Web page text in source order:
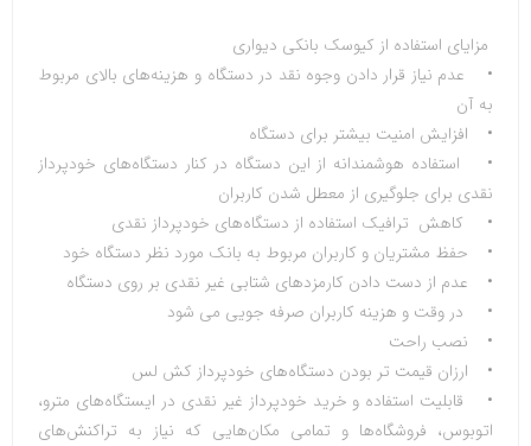
مزایای استفاده از کیوسک بانکی دیواری
• عدم نیاز قرار دادن وجوه نقد در دستگاه و هزینه‌های بالای مربوط
به آن
• افزایش امنیت بیشتر برای دستگاه
• استفاده هوشمندانه از این دستگاه در کنار دستگاه‌های خودپرداز
نقدی برای جلوگیری از معطل شدن کاربران
•
کاهش ترافیک استفاده از دستگاه‌های خودپرداز نقدی
• حفظ مشتریان و کاربران مربوط به بانک مورد نظر دستگاه خود
• عدم از دست دادن کارمزد‌های شتابی غیر نقدی بر روی دستگاه
•
در وقت و هزینه کاربران صرفه جویی می شود
• نصب راحت
• ارزان قیمت تر بودن دستگاه‌های خودپرداز کش لس
• قابلیت استفاده و خرید خودپرداز غیر نقدی در ایستگاه‌های مترو،
اتوبوس، فروشگاه‌ها و تمامی مکان‌هایی که نیاز به تراکنش‌های